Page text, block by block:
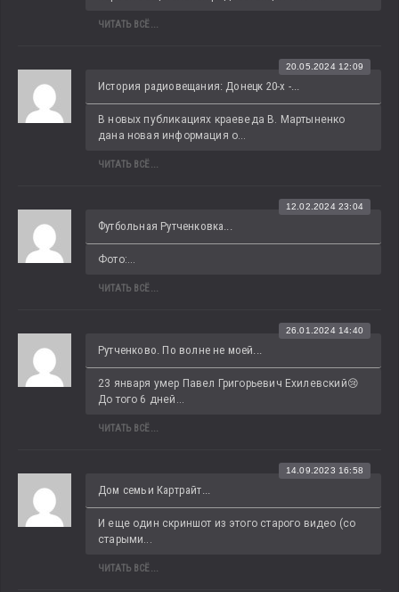
ЧИТАТЬ ВСЁ...
История радиовещания: Донецк 20-х -...
20.05.2024 12:09
В новых публикациях краеведа В. Мартыненко
дана новая информация о...
ЧИТАТЬ ВСЁ...
Футбольная Рутченковка...
12.02.2024 23:04
Фото:...
ЧИТАТЬ ВСЁ...
Рутченково. По волне не моей...
26.01.2024 14:40
23 января умер Павел Григорьевич Ехилевский😢
До того 6 дней...
ЧИТАТЬ ВСЁ...
Дом семьи Картрайт...
14.09.2023 16:58
И еще один скриншот из этого старого видео (со
старыми...
ЧИТАТЬ ВСЁ...